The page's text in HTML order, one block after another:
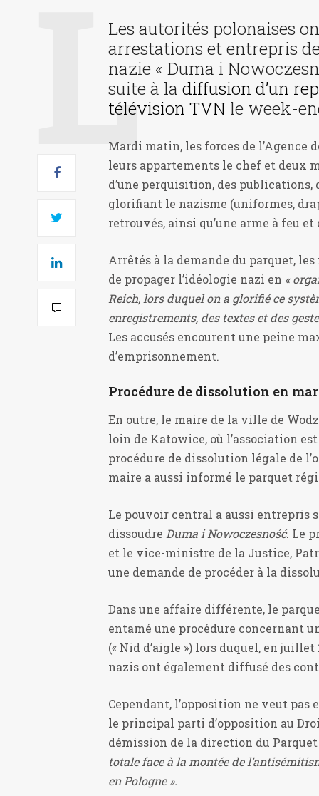
Les autorités polonaises
arrestations et entrepris
nazie « Duma i
suite à la diffusion d’un
télévision TVN le week-
Mardi matin, les forces de l’Agence
leurs appartements le chef et deux
d’une perquisition, des publications,
glorifiant le nazisme (uniformes,
retrouvés, ainsi qu’une arme à feu
Arrêtés à la demande du parquet,
de propager l’idéologie nazi en «
Reich, lors duquel on a glorifié ce
enregistrements, des textes et des
Les accusés encourent une peine
d’emprisonnement.
Procédure de dissolution en
En outre, le maire de la ville de
loin de Katowice, où l’association
procédure de dissolution légale de
maire a aussi informé le parquet
Le pouvoir central a aussi entrepris
dissoudre Duma i Nowoczesność. Le
et le vice-ministre de la Justice,
une demande de procéder à la
Dans une affaire différente, le
entamé une procédure concernant
(« Nid d’aigle ») lors duquel, en
nazis ont également diffusé des
Cependant, l’opposition ne veut pas
le principal parti d’opposition au
démission de la direction du
totale face à la montée de
en Pologne ».